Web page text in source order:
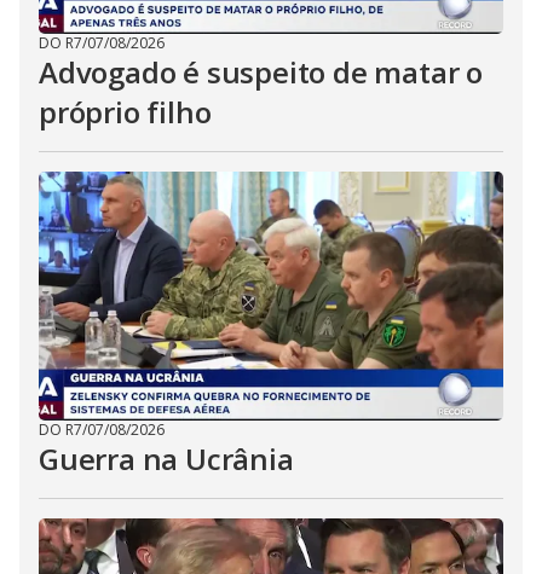
DO R7/07/08/2026
Advogado é suspeito de matar o
próprio filho
DO R7/07/08/2026
Guerra na Ucrânia